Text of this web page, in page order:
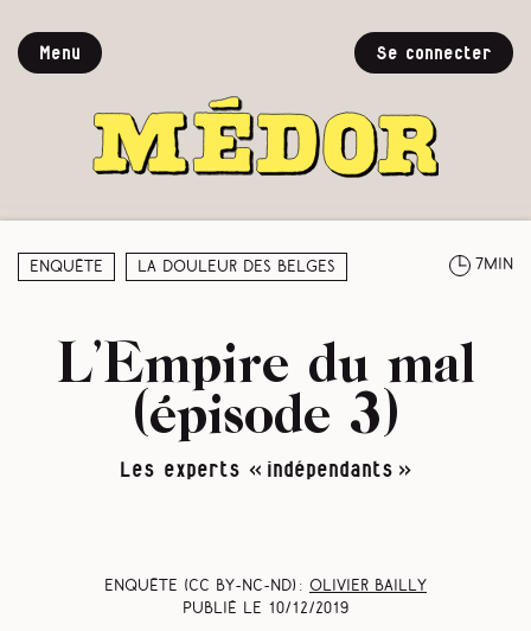
Menu Se connecter
Enquête La douleur des Belges 7min
L’Empire du mal
(épisode 3)
Les experts « indépendants »
Enquête (CC BY-NC-ND) : Olivier Bailly
Publié le 10/12/2019